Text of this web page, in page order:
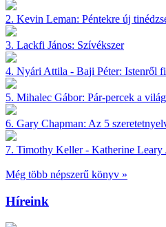
2. Kevin Leman: Péntekre új
3. Lackfi János: Szívékszer
4. Nyári Attila - Baji Péter: Istenről
5. Mihalec Gábor: Pár-percek a
6. Gary Chapman: Az 5
7. Timothy Keller - Katherine Leary
Még több népszerű könyv »
Híreink